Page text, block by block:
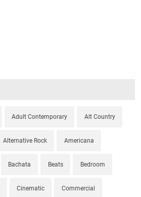
Adult Contemporary Alt Country
Alternative Rock Americana
Bachata Beats Bedroom
Cinematic Commercial